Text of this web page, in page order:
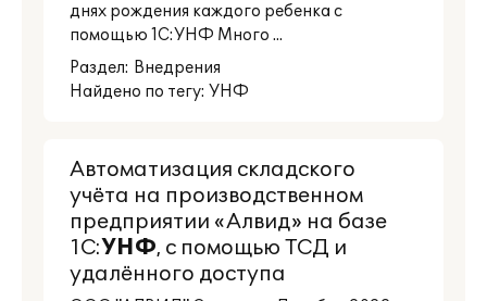
днях рождения каждого ребенка с
помощью 1С:УНФ Много ...
Раздел: Внедрения
Найдено по тегу: УНФ
Автоматизация складского
учёта на производственном
предприятии «Алвид» на базе
1С:УНФ, с помощью ТСД и
удалённого доступа